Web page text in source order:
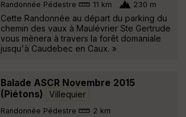
Randonnée Pédestre 11 km 230 m
Cette Randonnée au départ du parking du
chemin des vaux à Maulévrier Ste Gertrude
vous mènera à travers la forêt domaniale
jusqu'à Caudebec en Caux. »
Balade ASCR Novembre 2015
(Piétons)
Villequier
Randonnée Pédestre 2 km